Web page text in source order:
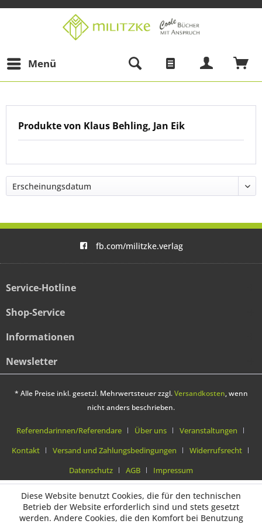
Menü
Produkte von Klaus Behling, Jan Eik
fb.com/militzke.verlag
Service-Hotline
Shop-Service
Informationen
Newsletter
* Alle Preise inkl. gesetzl. Mehrwertsteuer zzgl.Versandkosten, wenn
nicht anders beschrieben.
Referendarinnen/Referendare Über uns
Veranstaltungen
Kontakt
Versand und Zahlungsbedingungen
Widerrufsrecht
Datenschutz
AGB Impressum
Diese Website benutzt Cookies, die für den technischen
Betrieb der Website erforderlich sind und stets gesetzt
werden. Andere Cookies, die den Komfort bei Benutzung